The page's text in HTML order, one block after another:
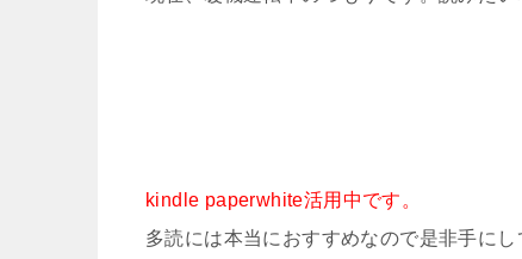
kindle paperwhite活用中です。
多読には本当におすすめなので是非手にし